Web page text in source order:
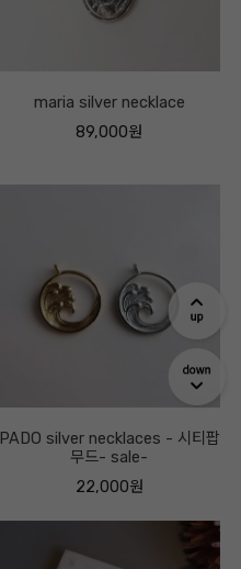
maria silver necklace
89,000원
PADO silver necklaces - 시티팝
무드- sale-
22,000원